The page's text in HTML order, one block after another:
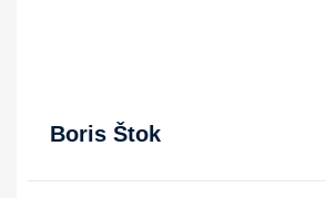
Boris Štok